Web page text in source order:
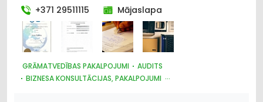
+371 29511115 Mājaslapa
GRĀMATVEDĪBAS PAKALPOJUMI
AUDITS
BIZNESA KONSULTĀCIJAS, PAKALPOJUMI